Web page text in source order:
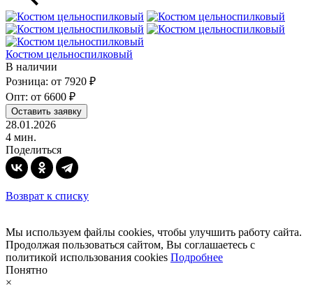
Костюм цельноспилковый
В наличии
Розница: от 7920 ₽
Опт: от 6600 ₽
Оставить заявку
28.01.2026
4 мин.
Поделиться
Возврат к списку
Мы используем файлы cookies, чтобы улучшить работу сайта.
Продолжая пользоваться сайтом, Вы соглашаетесь с
политикой использования cookies Подробнее
Понятно
×